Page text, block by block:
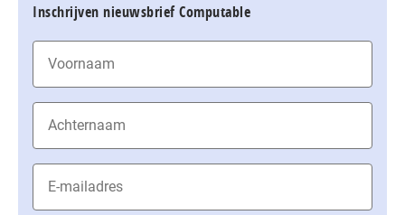
Inschrijven nieuwsbrief Computable